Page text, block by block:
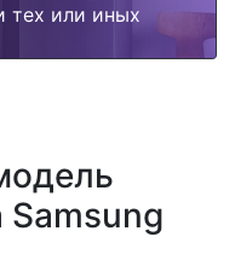
тех или иных
Samsung